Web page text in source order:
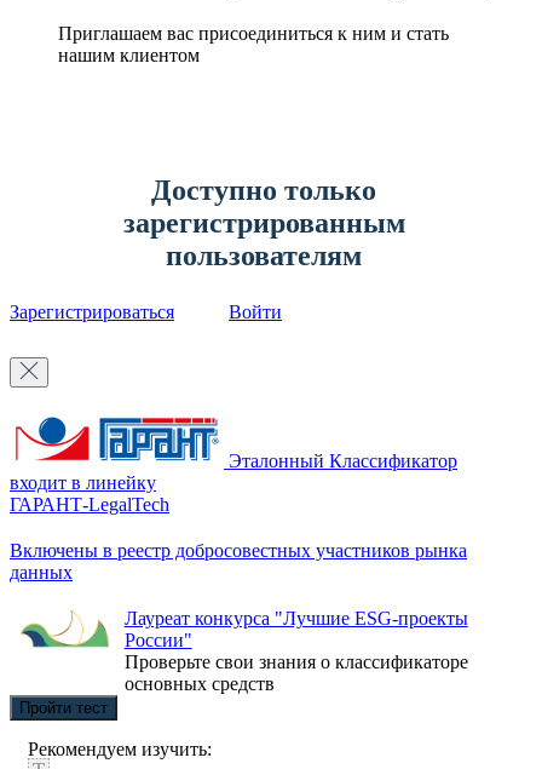
Приглашаем вас присоединиться к ним и стать
нашим клиентом
Доступно только
зарегистрированным
пользователям
Зарегистрироваться Войти
Эталонный Классификатор
входит в линейку
ГАРАНТ-LegalTech
Включены в реестр добросовестных участников рынка
данных
Лауреат конкурса "Лучшие ESG-проекты
России"
Проверьте свои знания о классификаторе
основных средств
Пройти тест
Рекомендуем изучить: